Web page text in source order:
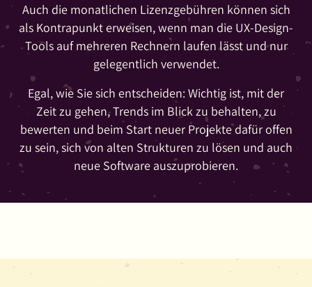
Auch die monatlichen Lizenzgebühren können sich
als Kontrapunkt erweisen, wenn man die UX-Design-
Tools auf mehreren Rechnern laufen lässt und nur
gelegentlich verwendet.
Egal, wie Sie sich entscheiden: Wichtig ist, mit der
Zeit zu gehen, Trends im Blick zu behalten, zu
bewerten und beim Start neuer Projekte dafür offen
zu sein, sich von alten Strukturen zu lösen und auch
neue Software auszuprobieren.